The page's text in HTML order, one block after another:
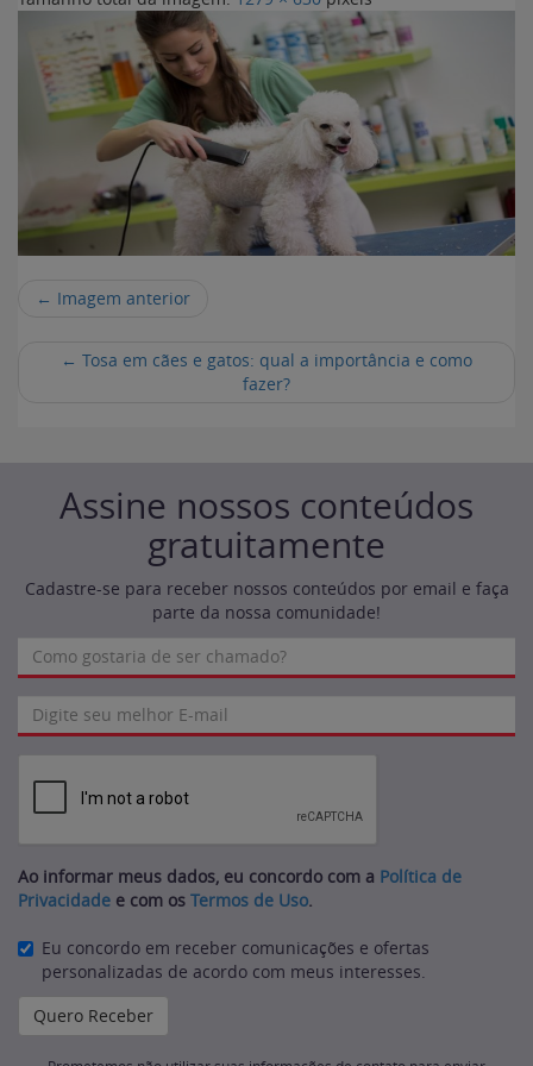
← Imagem anterior
← Tosa em cães e gatos: qual a importância e como
fazer?
Assine nossos conteúdos
gratuitamente
Cadastre-se para receber nossos conteúdos por email e faça
parte da nossa comunidade!
Ao informar meus dados, eu concordo com a Política de
Privacidade e com os Termos de Uso.
Eu concordo em receber comunicações e ofertas
personalizadas de acordo com meus interesses.